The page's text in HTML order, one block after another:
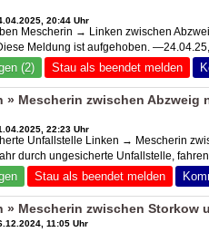
20:44 Uhr
Mescherin → Linken zwischen
Meldung ist aufgehoben.
(2) Stau als beendet melden
» Mescherin zwischen Abzweig
22:23 Uhr
Unfallstelle Linken → Mescherin
durch ungesicherte Unfallstelle,
Stau als beendet melden
» Mescherin zwischen Storkow
11:05 Uhr